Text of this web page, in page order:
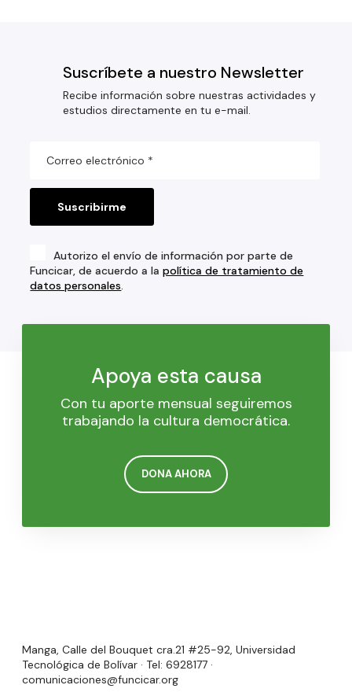
Suscríbete a nuestro Newsletter
Recibe información sobre nuestras actividades y
estudios directamente en tu e-mail.
Autorizo el envío de información por parte de
Funcicar, de acuerdo a lapolítica de tratamiento de
datos personales.
Apoya esta causa
Con tu aporte mensual seguiremos
trabajando la cultura democrática.
DONA AHORA
Manga, Calle del Bouquet cra.21 #25-92, Universidad
Tecnológica de Bolívar · Tel: 6928177 ·
comunicaciones@funcicar.org